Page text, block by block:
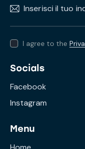
I agree to the
Socials
Facebook
Instagram
Menu